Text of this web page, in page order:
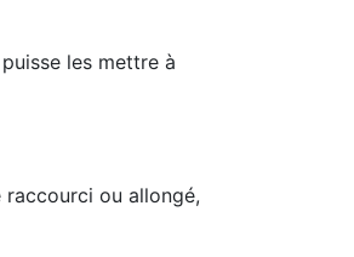
les mettre à
raccourci ou allongé,